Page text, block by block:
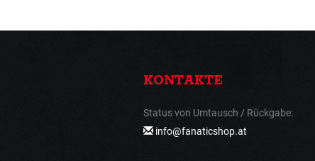
KONTAKTE
Status von Umtausch / Rückgabe:
info@fanaticshop.at